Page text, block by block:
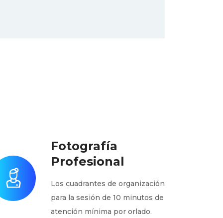
Fotografía
Profesional
Los cuadrantes de organización
para la sesión de 10 minutos de
atención mínima por orlado.